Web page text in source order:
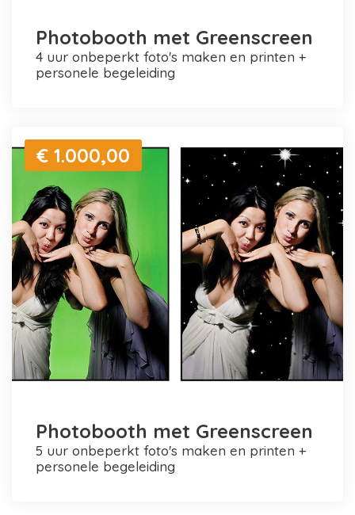
Photobooth met Greenscreen
4 uur onbeperkt foto's maken en printen +
personele begeleiding
€ 1.000,00
Photobooth met Greenscreen
5 uur onbeperkt foto's maken en printen +
personele begeleiding